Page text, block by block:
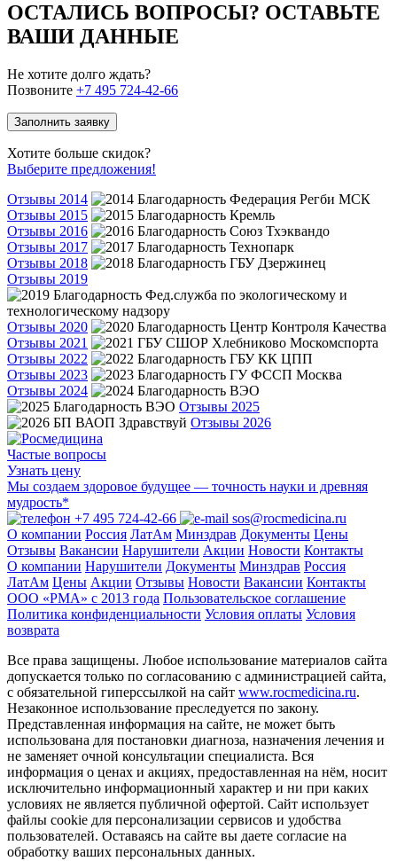
ОСТАЛИСЬ ВОПРОСЫ? ОСТАВЬТЕ
ВАШИ ДАННЫЕ
Не хотите долго ждать?
Позвоните +7 495 724-42-66
Заполнить заявку
Хотите больше скидок?
Выберите предложения!
Отзывы 2014
Отзывы 2015
Отзывы 2016
Отзывы 2017
Отзывы 2018
Отзывы 2019
Отзывы 2020
Отзывы 2021
Отзывы 2022
Отзывы 2023
Отзывы 2024
Отзывы 2025
Отзывы 2026
Частые вопросы
Узнать цену
Мы создаем здоровое будущее — точность науки и древняя
мудрость*
+7 495 724-42-66
sos@rocmedicina.ru
О компании Россия ЛатАм Минздрав Документы Цены
Отзывы Вакансии Нарушители Акции Новости Контакты
О компании Нарушители Документы Минздрав Россия
ЛатАм Цены Акции Отзывы Новости Вакансии Контакты
ООО «РМА» c 2013 года Пользовательское соглашение
Политика конфиденциальности Условия оплаты Условия
возврата
Все права защищены. Любое использование материалов сайта
допускается только по согласованию с администрацией сайта,
с обязательной гиперссылкой на сайт www.rocmedicina.ru.
Незаконное использование преследуется по закону.
Представленная информация на сайте, не может быть
использована для постановки диагноза, назначения лечения и
не заменяет очной консультации специалиста. Вся
информация о ценах и акциях, предоставленная на нём, носит
исключительно информационный характер и ни при каких
условиях не является публичной офертой. Сайт использует
файлы cookie для персонализации сервисов и удобства
пользователей. Оставаясь на сайте вы даете согласие на
обработку ваших персональных данных.